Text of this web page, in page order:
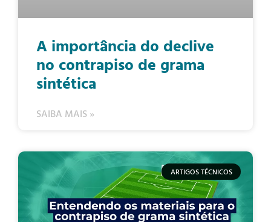
A importância do declive
no contrapiso de grama
sintética
SAIBA MAIS »
ARTIGOS TÉCNICOS